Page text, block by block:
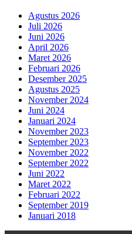
Agustus 2026
Juli 2026
Juni 2026
April 2026
Maret 2026
Februari 2026
Desember 2025
Agustus 2025
November 2024
Juni 2024
Januari 2024
November 2023
September 2023
November 2022
September 2022
Juni 2022
Maret 2022
Februari 2022
September 2019
Januari 2018